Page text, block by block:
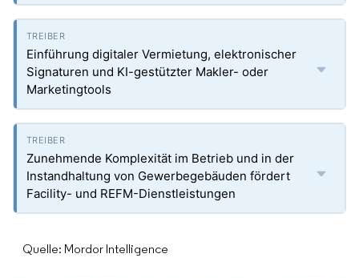
Einführung digitaler Vermietung, elektronischer
Signaturen und KI-gestützter Makler- oder
Marketingtools
Zunehmende Komplexität im Betrieb und in der
Instandhaltung von Gewerbegebäuden fördert
Facility- und REFM-Dienstleistungen
Quelle: Mordor Intelligence